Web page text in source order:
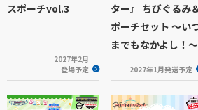
スポーチvol.3
2027年2月
登場予定
ター』 ちびぐるみ
ポーチセット ～い
までもなかよし！～
2027年1月発送予定